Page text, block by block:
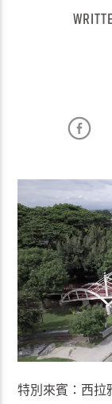
特別來賓：西拉